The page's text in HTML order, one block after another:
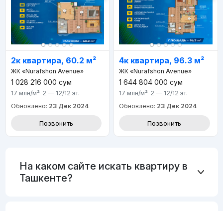
2к квартира, 60.2 м²
ЖК «Nurafshon Avenue»
1 028 216 000 сум
17 млн/м² 2 — 12/12 эт.
Обновлено: 23 Дек 2024
Позвонить
4к квартира, 96.3 м²
ЖК «Nurafshon Avenue»
1 644 804 000 сум
17 млн/м² 2 — 12/12 эт.
Обновлено: 23 Дек 2024
Позвонить
На каком сайте искать квартиру в
Ташкенте?